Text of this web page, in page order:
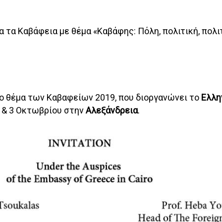
τα Καβάφεια με θέμα «Καβάφης: Πόλη, πολιτική,
θέμα των Καβαφείων 2019, που διοργανώνει το
3 Οκτωβρίου στηνΑλεξάνδρεια.